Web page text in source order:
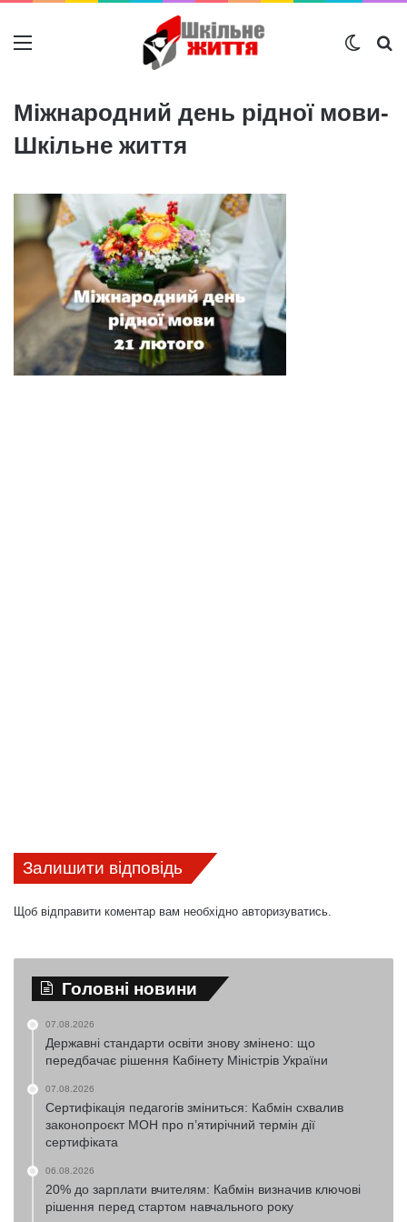
Меню
Міжнародний день рідної мови-
Шкільне життя
Залишити відповідь
Щоб відправити коментар вам необхідно авторизуватись.
Головні новини
07.08.2026
Державні стандарти освіти знову змінено: що
передбачає рішення Кабінету Міністрів України
07.08.2026
Сертифікація педагогів зміниться: Кабмін схвалив
законопроєкт МОН про п’ятирічний термін дії
сертифіката
06.08.2026
20% до зарплати вчителям: Кабмін визначив ключові
рішення перед стартом навчального року